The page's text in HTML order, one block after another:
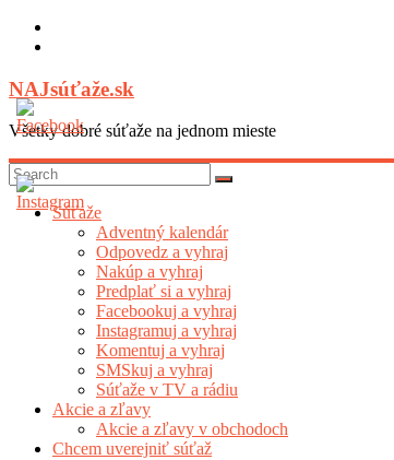
Skip
NAJsúťaže.sk
Všetky dobré súťaže na jednom mieste
Súťaže
Adventný kalendár
Odpovedz a vyhraj
Nakúp a vyhraj
Predplať si a vyhraj
Facebookuj a vyhraj
Instagramuj a vyhraj
Komentuj a vyhraj
SMSkuj a vyhraj
Súťaže v TV a rádiu
Akcie a zľavy
Akcie a zľavy v obchodoch
Chcem uverejniť súťaž